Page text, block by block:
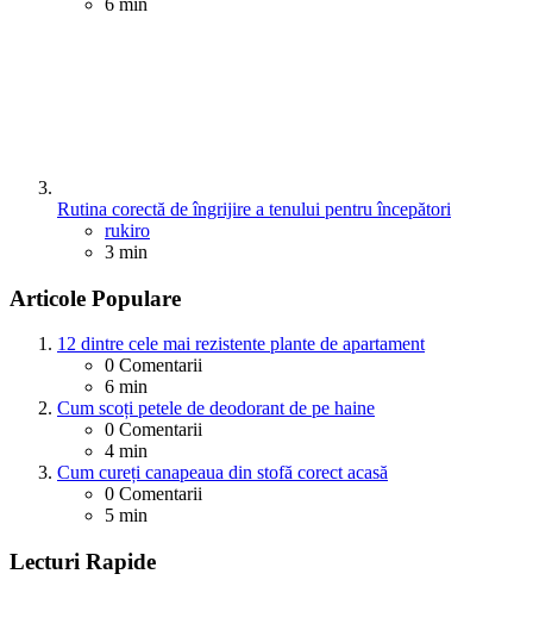
6 min
Rutina corectă de îngrijire a tenului pentru începători
Posted
rukiro
3 min
Articole Populare
12 dintre cele mai rezistente plante de apartament
0 Comentarii
6 min
Cum scoți petele de deodorant de pe haine
0 Comentarii
4 min
Cum cureți canapeaua din stofă corect acasă
0 Comentarii
5 min
Lecturi Rapide